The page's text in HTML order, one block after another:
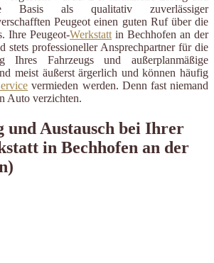
als qualitativ zuverlässiger
Peugeot einen guten Ruf über die
Ihre Peugeot-Werkstatt in Bechhofen an der
stets professioneller Ansprechpartner für die
Ihres Fahrzeugs und außerplanmäßige
meist äußerst ärgerlich und können häufig
vermieden werden. Denn fast niemand
Auto verzichten.
und Austausch bei Ihrer
in Bechhofen an der